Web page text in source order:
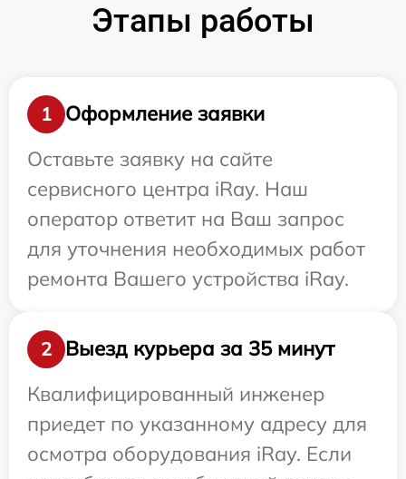
Этапы работы
1
Оформление заявки
Оставьте заявку на сайте
сервисного центра iRay. Наш
оператор ответит на Ваш запрос
для уточнения необходимых работ
ремонта Вашего устройства iRay.
2
Выезд курьера за 35 минут
Квалифицированный инженер
приедет по указанному адресу для
осмотра оборудования iRay. Если